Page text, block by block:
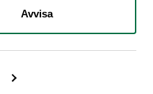
Avvisa